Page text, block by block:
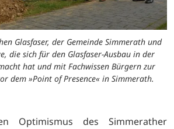
Glasfaser, der Gemeinde Simmerath und
die sich für den Glasfaser-Ausbau in der
hat und mit Fachwissen Bürgern zur
dem »Point of Presence« in Simmerath.
Optimismus des Simmerather